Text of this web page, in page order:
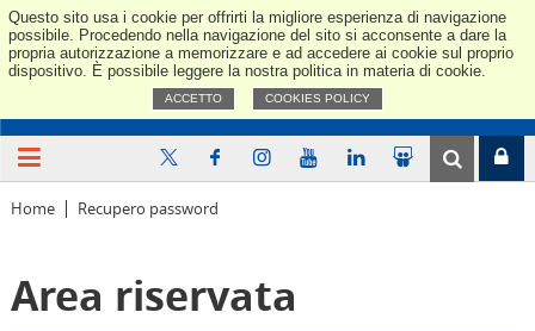
Questo sito usa i cookie per offrirti la migliore esperienza di navigazione
possibile. Procedendo nella navigazione del sito si acconsente a dare la
propria autorizzazione a memorizzare e ad accedere ai cookie sul proprio
dispositivo. È possibile leggere la nostra politica in materia di cookie.
ACCETTO COOKIES POLICY
Home Recupero password
Area riservata